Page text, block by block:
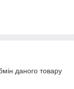
даного товару